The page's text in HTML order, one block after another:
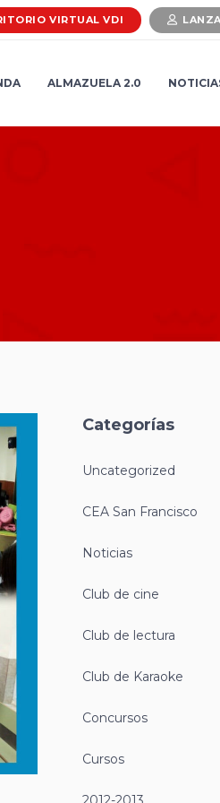
VIRTUAL VDI
ALMAZUELA 2.0
Categorías
Uncategorized
CEA San Francisco
Noticias
Club de cine
Club de lectura
Club de Karaoke
Concursos
Cursos